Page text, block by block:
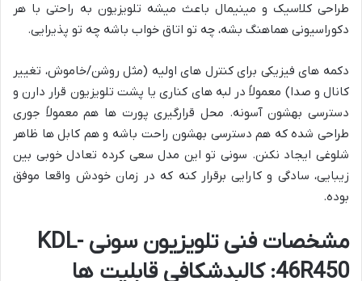
طراحی کلاسیک و مینیمال باعث میشه تلویزیون به راحتی با هر
دکوراسیونی هماهنگ بشه، چه تو اتاق خواب باشه چه تو پذیرایی.
دکمه های فیزیکی برای کنترل های اولیه (مثل روشن/خاموش، تغییر
کانال و صدا) معمولاً در لبه های کناری یا پشت تلویزیون قرار دارن و
دسترسی بهشون آسونه. محل قرارگیری پورت ها هم معمولاً جوری
طراحی شده که هم دسترسی بهشون راحت باشه و هم کابل ها ظاهر
شلوغی ایجاد نکنن. سونی تو این مدل سعی کرده تعادل خوبی بین
زیبایی، سادگی و کارایی برقرار کنه که در زمان خودش واقعا موفق
بوده.
مشخصات فنی تلویزیون سونی KDL-
46R450: کالبدشکافی قابلیت ها